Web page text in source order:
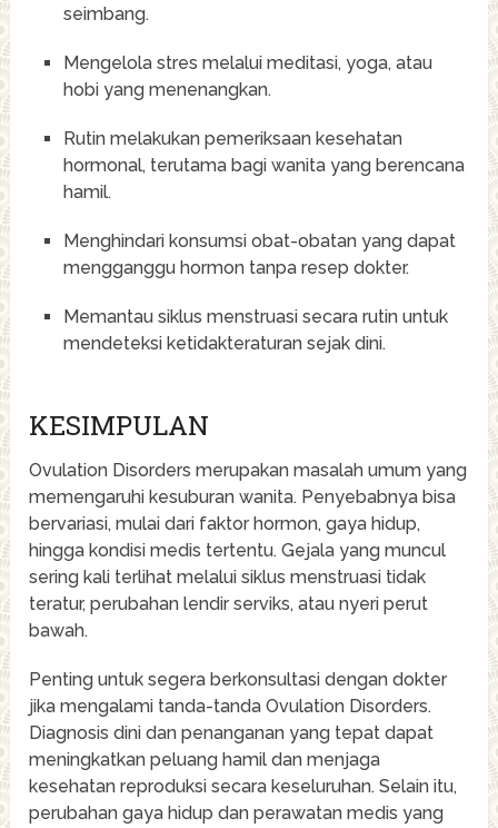
seimbang.
Mengelola stres melalui meditasi, yoga, atau
hobi yang menenangkan.
Rutin melakukan pemeriksaan kesehatan
hormonal, terutama bagi wanita yang berencana
hamil.
Menghindari konsumsi obat-obatan yang dapat
mengganggu hormon tanpa resep dokter.
Memantau siklus menstruasi secara rutin untuk
mendeteksi ketidakteraturan sejak dini.
KESIMPULAN
Ovulation Disorders merupakan masalah umum yang
memengaruhi kesuburan wanita. Penyebabnya bisa
bervariasi, mulai dari faktor hormon, gaya hidup,
hingga kondisi medis tertentu. Gejala yang muncul
sering kali terlihat melalui siklus menstruasi tidak
teratur, perubahan lendir serviks, atau nyeri perut
bawah.
Penting untuk segera berkonsultasi dengan dokter
jika mengalami tanda-tanda Ovulation Disorders.
Diagnosis dini dan penanganan yang tepat dapat
meningkatkan peluang hamil dan menjaga
kesehatan reproduksi secara keseluruhan. Selain itu,
perubahan gaya hidup dan perawatan medis yang